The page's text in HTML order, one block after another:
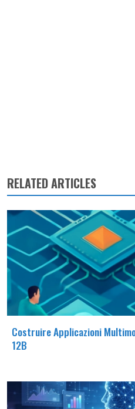
RELATED ARTICLES
Costruire Applicazioni
12B